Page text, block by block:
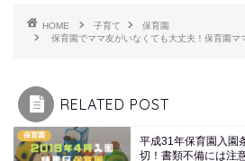
HOME 子育て
保育園
保育園でママ友がいなくても大丈夫！保育園マ
RELATED POST
保育園
平成31年保育園入園
切！書類不備には注